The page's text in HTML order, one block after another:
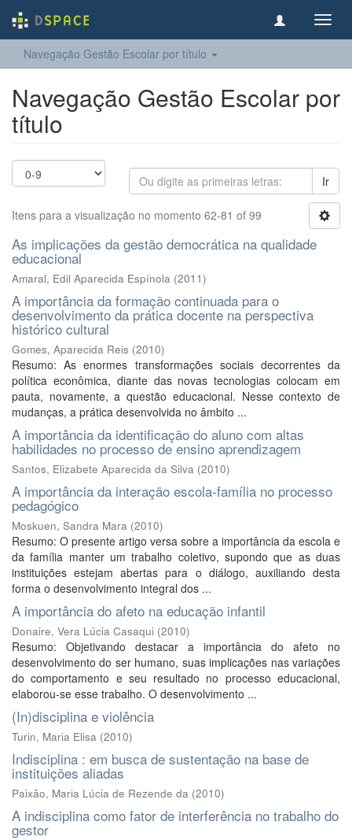
Navegação Gestão Escolar por título
Navegação Gestão Escolar por
título
Ir
Itens para a visualização no momento 62-81 of 99
As implicações da gestão democrática na qualidade
educacional
Amaral, Edil Aparecida Espínola (2011)
A importância da formação continuada para o
desenvolvimento da prática docente na perspectiva
histórico cultural
Gomes, Aparecida Reis (2010)
Resumo: As enormes transformações sociais decorrentes da
política econômica, diante das novas tecnologias colocam em
pauta, novamente, a questão educacional. Nesse contexto de
mudanças, a prática desenvolvida no âmbito ...
A importância da identificação do aluno com altas
habilidades no processo de ensino aprendizagem
Santos, Elizabete Aparecida da Silva (2010)
A importância da interação escola-família no processo
pedagógico
Moskuen, Sandra Mara (2010)
Resumo: O presente artigo versa sobre a importância da escola e
da família manter um trabalho coletivo, supondo que as duas
instituições estejam abertas para o diálogo, auxiliando desta
forma o desenvolvimento integral dos ...
A importância do afeto na educação infantil
Donaire, Vera Lúcia Casaqui (2010)
Resumo: Objetivando destacar a importância do afeto no
desenvolvimento do ser humano, suas implicações nas variações
do comportamento e seu resultado no processo educacional,
elaborou-se esse trabalho. O desenvolvimento ...
(In)disciplina e violência
Turin, Maria Elisa (2010)
Indisciplina : em busca de sustentação na base de
instituições aliadas
Paixão, Maria Lúcia de Rezende da (2010)
A indisciplina como fator de interferência no trabalho do
gestor